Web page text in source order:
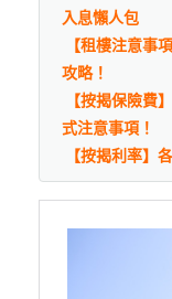
入息懶人包
【租樓注意事
攻略！
【按揭保險費
式注意事項！
【按揭利率】